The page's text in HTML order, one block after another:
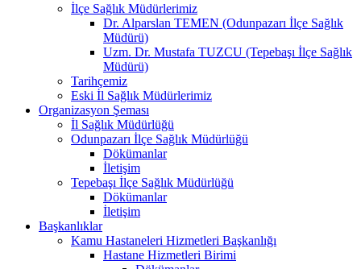
İlçe Sağlık Müdürlerimiz
Dr. Alparslan TEMEN (Odunpazarı İlçe Sağlık
Müdürü)
Uzm. Dr. Mustafa TUZCU (Tepebaşı İlçe Sağlık
Müdürü)
Tarihçemiz
Eski İl Sağlık Müdürlerimiz
Organizasyon Şeması
İl Sağlık Müdürlüğü
Odunpazarı İlçe Sağlık Müdürlüğü
Dökümanlar
İletişim
Tepebaşı İlçe Sağlık Müdürlüğü
Dökümanlar
İletişim
Başkanlıklar
Kamu Hastaneleri Hizmetleri Başkanlığı
Hastane Hizmetleri Birimi